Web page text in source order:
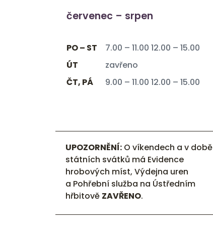
červenec – srpen
PO – ST
7.00 – 11.00 12.00 – 15.00
ÚT
zavřeno
ČT, PÁ
9.00 – 11.00 12.00 – 15.00
UPOZORNĚNÍ: O víkendech a v době
státních svátků má Evidence
hrobových míst, Výdejna uren
a Pohřební služba na Ústředním
hřbitově ZAVŘENO.